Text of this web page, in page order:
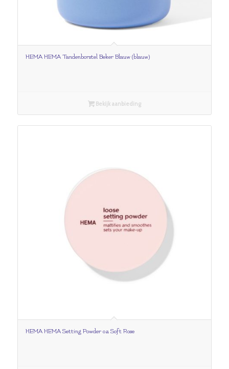
HEMA HEMA Tandenborstel Beker Blauw (blauw)
Bekijk aanbieding
HEMA HEMA Setting Powder 02 Soft Rose